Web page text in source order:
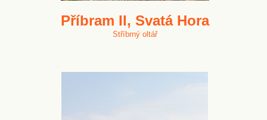
Příbram II, Svatá Hora
Stříbrný oltář